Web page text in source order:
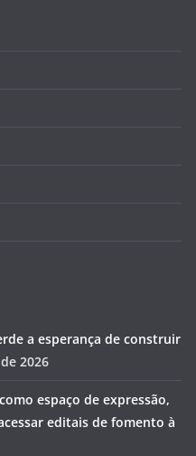
a esperança de construir
2026
espaço de expressão,
editais de fomento à